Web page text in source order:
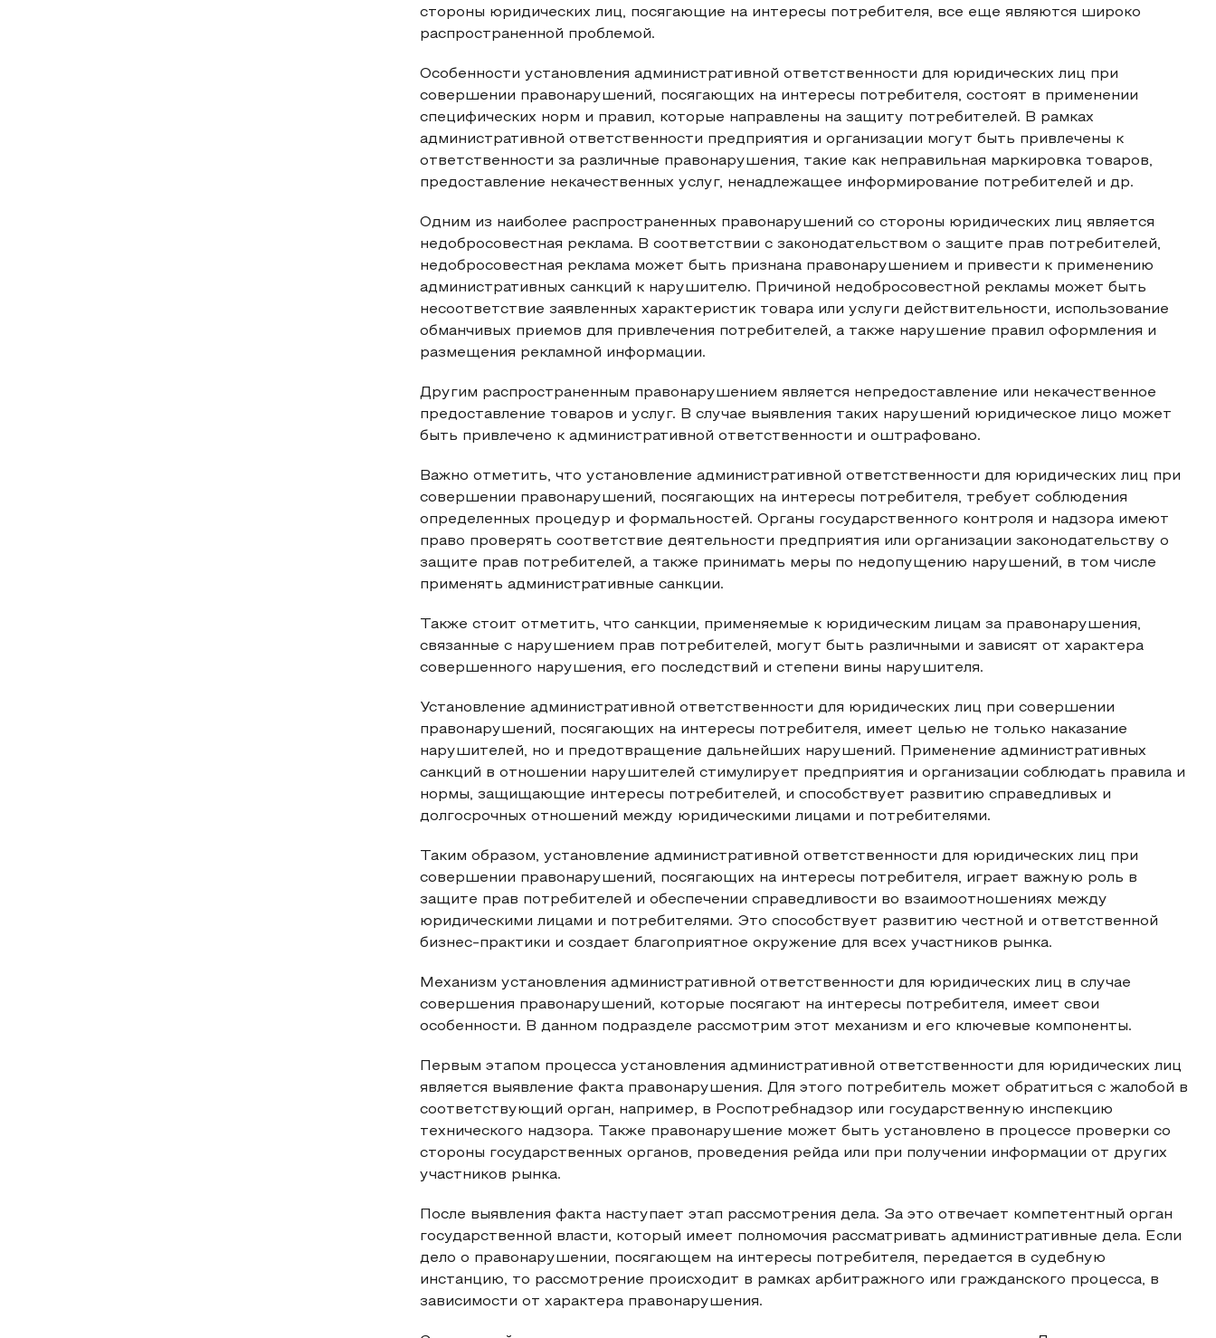
стороны юридических лиц, посягающие на интересы потребителя, все еще являются широко
распространенной проблемой.
Особенности установления административной ответственности для юридических лиц при
совершении правонарушений, посягающих на интересы потребителя, состоят в применении
специфических норм и правил, которые направлены на защиту потребителей. В рамках
административной ответственности предприятия и организации могут быть привлечены к
ответственности за различные правонарушения, такие как неправильная маркировка товаров,
предоставление некачественных услуг, ненадлежащее информирование потребителей и др.
Одним из наиболее распространенных правонарушений со стороны юридических лиц является
недобросовестная реклама. В соответствии с законодательством о защите прав потребителей,
недобросовестная реклама может быть признана правонарушением и привести к применению
административных санкций к нарушителю. Причиной недобросовестной рекламы может быть
несоответствие заявленных характеристик товара или услуги действительности, использование
обманчивых приемов для привлечения потребителей, а также нарушение правил оформления и
размещения рекламной информации.
Другим распространенным правонарушением является непредоставление или некачественное
предоставление товаров и услуг. В случае выявления таких нарушений юридическое лицо может
быть привлечено к административной ответственности и оштрафовано.
Важно отметить, что установление административной ответственности для юридических лиц при
совершении правонарушений, посягающих на интересы потребителя, требует соблюдения
определенных процедур и формальностей. Органы государственного контроля и надзора имеют
право проверять соответствие деятельности предприятия или организации законодательству о
защите прав потребителей, а также принимать меры по недопущению нарушений, в том числе
применять административные санкции.
Также стоит отметить, что санкции, применяемые к юридическим лицам за правонарушения,
связанные с нарушением прав потребителей, могут быть различными и зависят от характера
совершенного нарушения, его последствий и степени вины нарушителя.
Установление административной ответственности для юридических лиц при совершении
правонарушений, посягающих на интересы потребителя, имеет целью не только наказание
нарушителей, но и предотвращение дальнейших нарушений. Применение административных
санкций в отношении нарушителей стимулирует предприятия и организации соблюдать правила и
нормы, защищающие интересы потребителей, и способствует развитию справедливых и
долгосрочных отношений между юридическими лицами и потребителями.
Таким образом, установление административной ответственности для юридических лиц при
совершении правонарушений, посягающих на интересы потребителя, играет важную роль в
защите прав потребителей и обеспечении справедливости во взаимоотношениях между
юридическими лицами и потребителями. Это способствует развитию честной и ответственной
бизнес-практики и создает благоприятное окружение для всех участников рынка.
Механизм установления административной ответственности для юридических лиц в случае
совершения правонарушений, которые посягают на интересы потребителя, имеет свои
особенности. В данном подразделе рассмотрим этот механизм и его ключевые компоненты.
Первым этапом процесса установления административной ответственности для юридических лиц
является выявление факта правонарушения. Для этого потребитель может обратиться с жалобой в
соответствующий орган, например, в Роспотребнадзор или государственную инспекцию
технического надзора. Также правонарушение может быть установлено в процессе проверки со
стороны государственных органов, проведения рейда или при получении информации от других
участников рынка.
После выявления факта наступает этап рассмотрения дела. За это отвечает компетентный орган
государственной власти, который имеет полномочия рассматривать административные дела. Если
дело о правонарушении, посягающем на интересы потребителя, передается в судебную
инстанцию, то рассмотрение происходит в рамках арбитражного или гражданского процесса, в
зависимости от характера правонарушения.